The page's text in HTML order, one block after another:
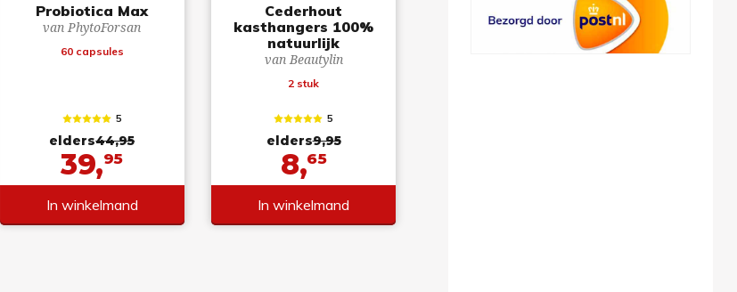
Probiotica Max
van PhytoForsan
60 capsules
5
elders44,95
39,95
In winkelmand
Cederhout
kasthangers 100%
natuurlijk
van Beautylin
2 stuk
5
elders9,95
8,65
In winkelmand